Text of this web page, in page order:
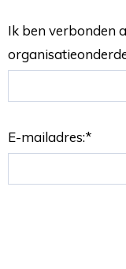
Ik ben verbonden
E-mailadres:*